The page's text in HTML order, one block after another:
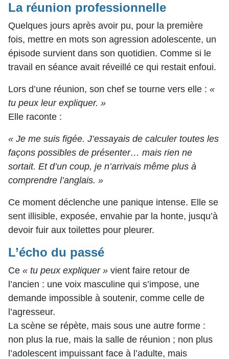
La réunion professionnelle
Quelques jours après avoir pu, pour la première
fois, mettre en mots son agression adolescente, un
épisode survient dans son quotidien. Comme si le
travail en séance avait réveillé ce qui restait enfoui.
Lors d’une réunion, son chef se tourne vers elle : «
tu peux leur expliquer. »
Elle raconte :
« Je me suis figée. J’essayais de calculer toutes les
façons possibles de présenter… mais rien ne
sortait. Et d’un coup, je n’arrivais même plus à
comprendre l’anglais. »
Ce moment déclenche une panique intense. Elle se
sent illisible, exposée, envahie par la honte, jusqu’à
devoir fuir aux toilettes pour pleurer.
L’écho du passé
Ce « tu peux expliquer » vient faire retour de
l’ancien : une voix masculine qui s’impose, une
demande impossible à soutenir, comme celle de
l’agresseur.
La scène se répète, mais sous une autre forme :
non plus la rue, mais la salle de réunion ; non plus
l’adolescent impuissant face à l’adulte, mais